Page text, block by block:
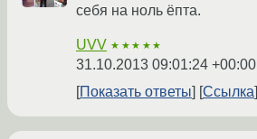
себя на ноль ёпта.
UVV ★★★★★
31.10.2013 09:01:24 +00:00
Показать ответы
Ссылка